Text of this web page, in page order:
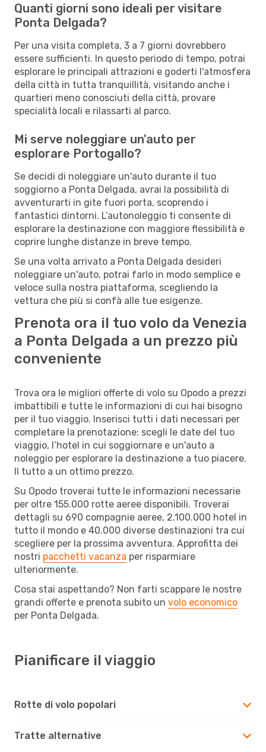
Quanti giorni sono ideali per visitare
Ponta Delgada?
Per una visita completa, 3 a 7 giorni dovrebbero
essere sufficienti. In questo periodo di tempo, potrai
esplorare le principali attrazioni e goderti l'atmosfera
della città in tutta tranquillità, visitando anche i
quartieri meno conosciuti della città, provare
specialità locali e rilassarti al parco.
Mi serve noleggiare un'auto per
esplorare Portogallo?
Se decidi di noleggiare un'auto durante il tuo
soggiorno a Ponta Delgada, avrai la possibilità di
avventurarti in gite fuori porta, scoprendo i
fantastici dintorni. L’autonoleggio ti consente di
esplorare la destinazione con maggiore flessibilità e
coprire lunghe distanze in breve tempo.
Se una volta arrivato a Ponta Delgada desideri
noleggiare un'auto, potrai farlo in modo semplice e
veloce sulla nostra piattaforma, scegliendo la
vettura che più si confà alle tue esigenze.
Prenota ora il tuo volo da Venezia
a Ponta Delgada a un prezzo più
conveniente
Trova ora le migliori offerte di volo su Opodo a prezzi
imbattibili e tutte le informazioni di cui hai bisogno
per il tuo viaggio. Inserisci tutti i dati necessari per
completare la prenotazione: scegli le date del tuo
viaggio, l’hotel in cui soggiornare e un'auto a
noleggio per esplorare la destinazione a tuo piacere.
Il tutto a un ottimo prezzo.
Su Opodo troverai tutte le informazioni necessarie
per oltre 155.000 rotte aeree disponibili. Troverai
dettagli su 690 compagnie aeree, 2.100.000 hotel in
tutto il mondo e 40.000 diverse destinazioni tra cui
scegliere per la prossima avventura. Approfitta dei
nostri pacchetti vacanza per risparmiare
ulteriormente.
Cosa stai aspettando? Non farti scappare le nostre
grandi offerte e prenota subito un volo economico
per Ponta Delgada.
Pianificare il viaggio
Rotte di volo popolari
Tratte alternative